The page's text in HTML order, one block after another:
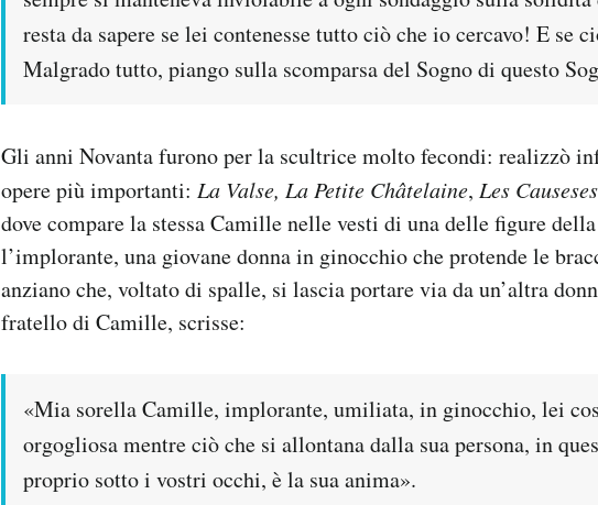
resta da sapere se lei contenesse tutto ciò che io cercavo! E se
Malgrado tutto, piango sulla scomparsa del Sogno di questo
Gli anni Novanta furono per la scultrice molto fecondi: realizzò
opere più importanti: La Valse, La Petite Châtelaine, Les Causeses
dove compare la stessa Camille nelle vesti di una delle figure
l’implorante, una giovane donna in ginocchio che protende le
anziano che, voltato di spalle, si lascia portare via da un’altra
fratello di Camille, scrisse:
«Mia sorella Camille, implorante, umiliata, in ginocchio, lei
orgogliosa mentre ciò che si allontana dalla sua persona, in
proprio sotto i vostri occhi, è la sua anima».